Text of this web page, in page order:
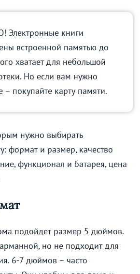
Электронные книги
встроенной памятью до
хватает для небольшой
Но если вам нужно
– покупайте карту памяти.
нужно выбирать
формат и размер, качество
функционал и батарея, цена
подойдет размер 5 дюймов.
но не подходит для
6-7 дюймов – часто